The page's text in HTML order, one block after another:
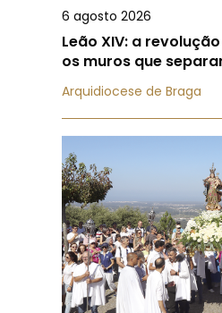
6 agosto 2026
Leão XIV: a
os muros que
Arquidiocese de Braga